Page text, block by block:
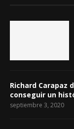
Richard Carapaz
conseguir un
septiembre 3, 2020